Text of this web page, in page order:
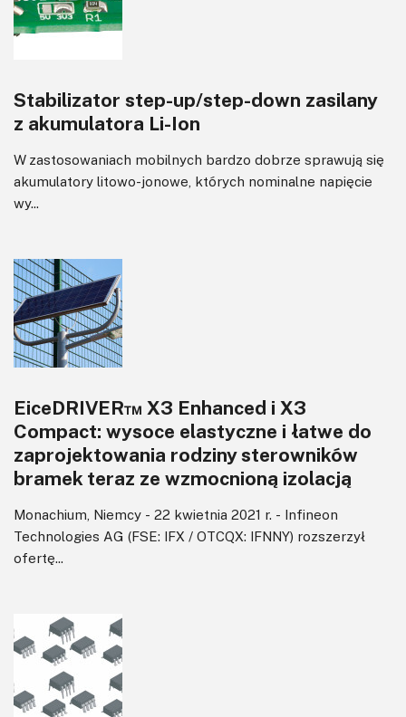
Transformatory
Wzmacniacze
Zasilanie
Stabilizator step-up/step-down zasilany
z akumulatora Li-Ion
W zastosowaniach mobilnych bardzo dobrze sprawują się
akumulatory litowo-jonowe, których nominalne napięcie
wy...
EiceDRIVER™ X3 Enhanced i X3
Compact: wysoce elastyczne i łatwe do
zaprojektowania rodziny sterowników
bramek teraz ze wzmocnioną izolacją
Monachium, Niemcy - 22 kwietnia 2021 r. - Infineon
Technologies AG (FSE: IFX / OTCQX: IFNNY) rozszerzył
ofertę...